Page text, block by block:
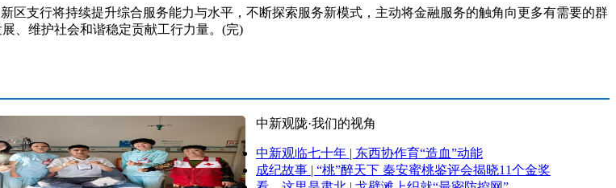
支行将持续提升综合服务能力与水平，不断探索服务新模式，主动将金融服务的触角向更多有需要的群
、维护社会和谐稳定贡献工行力量。(完)
中新观陇·我们的视角
中新观临七十年 | 东西协作育“造血”动能
成纪故事 | “桃”醉天下 秦安蜜桃鉴评会揭晓11个金奖